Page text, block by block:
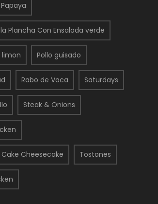
Papaya
Plancha Con Ensalada verde
limon Pollo guisado
Rabo de Vaca Saturdays
Steak & Onions
Cake Cheesecake Tostones